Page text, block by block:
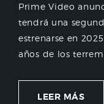
Prime Video
tendrá una
estrenarse en
años de los
LEER MÁS